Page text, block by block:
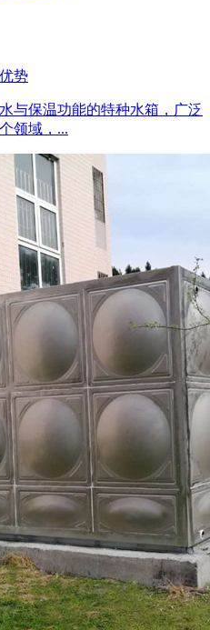
势
与保温功能的特种水箱，广泛
领域，...